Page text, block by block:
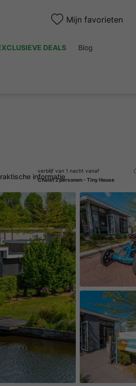
Mijn favorieten
DEALS Blog
informatie
verblijf van 1 nacht vanaf
Chalet 2 personen - Tiny House